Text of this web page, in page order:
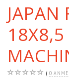
JAPAN
0